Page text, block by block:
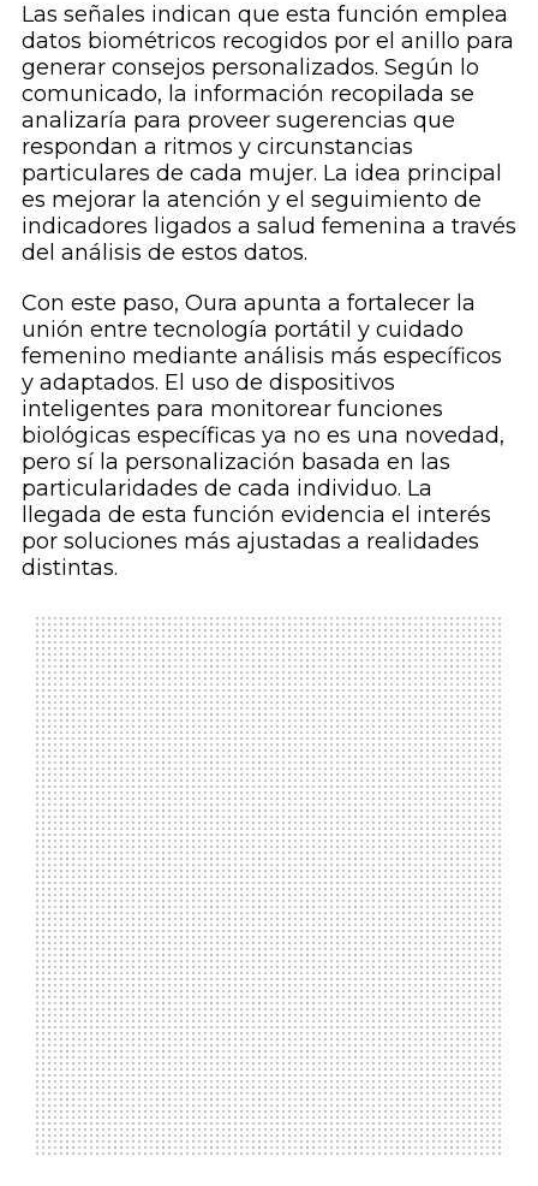
Las señales indican que esta función emplea
datos biométricos recogidos por el anillo para
generar consejos personalizados. Según lo
comunicado, la información recopilada se
analizaría para proveer sugerencias que
respondan a ritmos y circunstancias
particulares de cada mujer. La idea principal
es mejorar la atención y el seguimiento de
indicadores ligados a salud femenina a través
del análisis de estos datos.
Con este paso, Oura apunta a fortalecer la
unión entre tecnología portátil y cuidado
femenino mediante análisis más específicos
y adaptados. El uso de dispositivos
inteligentes para monitorear funciones
biológicas específicas ya no es una novedad,
pero sí la personalización basada en las
particularidades de cada individuo. La
llegada de esta función evidencia el interés
por soluciones más ajustadas a realidades
distintas.